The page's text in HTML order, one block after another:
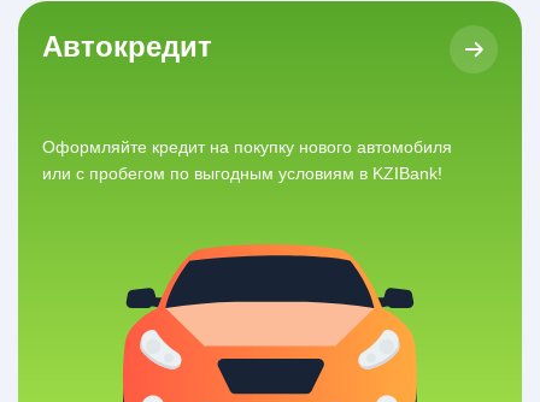
Автокредит
Оформляйте кредит на покупку нового автомобиля
или с пробегом по выгодным условиям в KZIBank!